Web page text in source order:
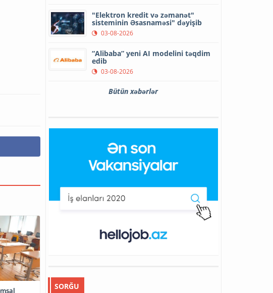
"Elektron kredit və zəmanət"
sisteminin Əsasnaməsi" dəyişib
03-08-2026
“Alibaba” yeni AI modelini təqdim
edib
03-08-2026
Bütün xəbərlər
SORĞU